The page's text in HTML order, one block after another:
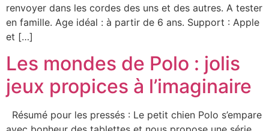
renvoyer dans les cordes des uns et des autres. A tester
en famille. Age idéal : à partir de 6 ans. Support : Apple
et […]
Les mondes de Polo : jolis
jeux propices à l’imaginaire
Résumé pour les pressés : Le petit chien Polo s’empare